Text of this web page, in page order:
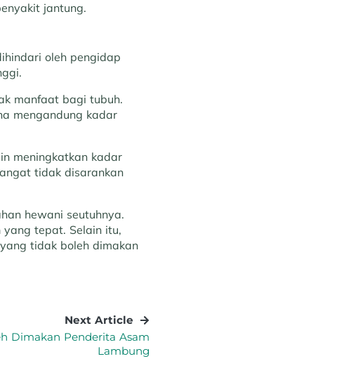
jantung.
oleh pengidap
manfaat bagi tubuh.
mengandung kadar
meningkatkan kadar
tidak disarankan
hewani seutuhnya.
tepat. Selain itu,
tidak boleh dimakan
Next Article
Dimakan Penderita Asam
Lambung